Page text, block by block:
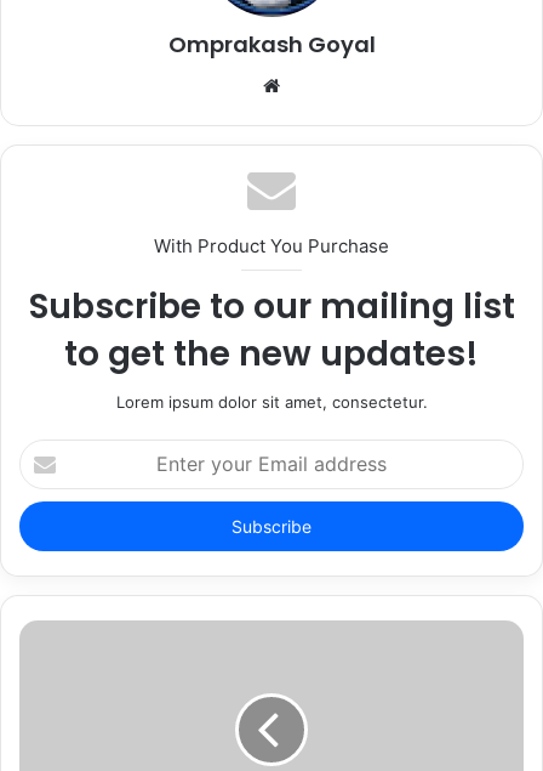
Omprakash Goyal
Website
With Product You Purchase
Subscribe to our mailing list
to get the new updates!
Lorem ipsum dolor sit amet, consectetur.
Enter
your
Email
address